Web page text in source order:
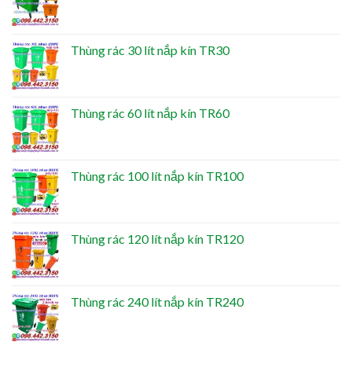
Thùng rác 30 lít nắp kín TR30
Thùng rác 60 lít nắp kín TR60
Thùng rác 100 lít nắp kín TR100
Thùng rác 120 lít nắp kín TR120
Thùng rác 240 lít nắp kín TR240